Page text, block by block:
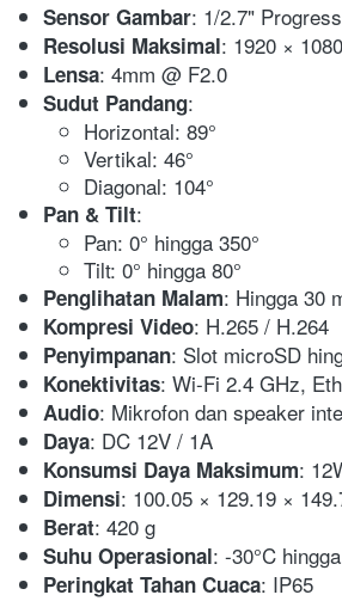
Sensor Gambar: 1/2.7"
Resolusi Maksimal: 1920 ×
Lensa: 4mm @ F2.0
Sudut Pandang:
Horizontal: 89°
Vertikal: 46°
Diagonal: 104°
Pan & Tilt:
Pan: 0° hingga 350°
Tilt: 0° hingga 80°
Penglihatan Malam: Hingga 30
Kompresi Video: H.265 / H.264
Penyimpanan: Slot microSD
Konektivitas: Wi-Fi 2.4 GHz,
Audio: Mikrofon dan speaker
Daya: DC 12V / 1A
Konsumsi Daya Maksimum:
Dimensi: 100.05 × 129.19 ×
Berat: 420 g
Suhu Operasional: -30°C
Peringkat Tahan Cuaca: IP65